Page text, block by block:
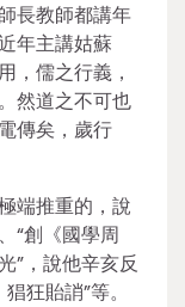
長教師都講年
年主講姑蘇
，儒之行義，
然道之不可也
傳矣，歲行
端推重的，說
“創《國學周
”，說他辛亥反
狂貽誚”等。